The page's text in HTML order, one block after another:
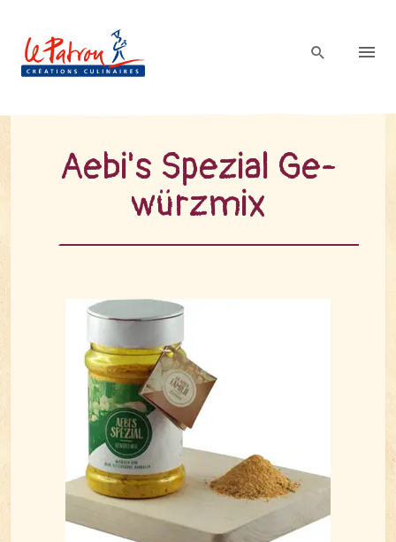
Unternehmen
Arbeiten bei Le Patron
Aebi's Spe­zi­al Ge­
würz­mix